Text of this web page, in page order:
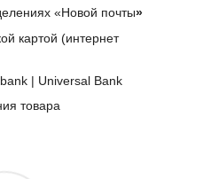
«Новой почты»
картой (интернет
| Universal Bank
товара